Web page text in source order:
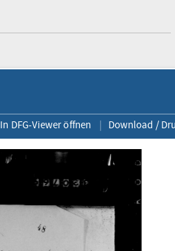
In DFG-Viewer öffnen Download /